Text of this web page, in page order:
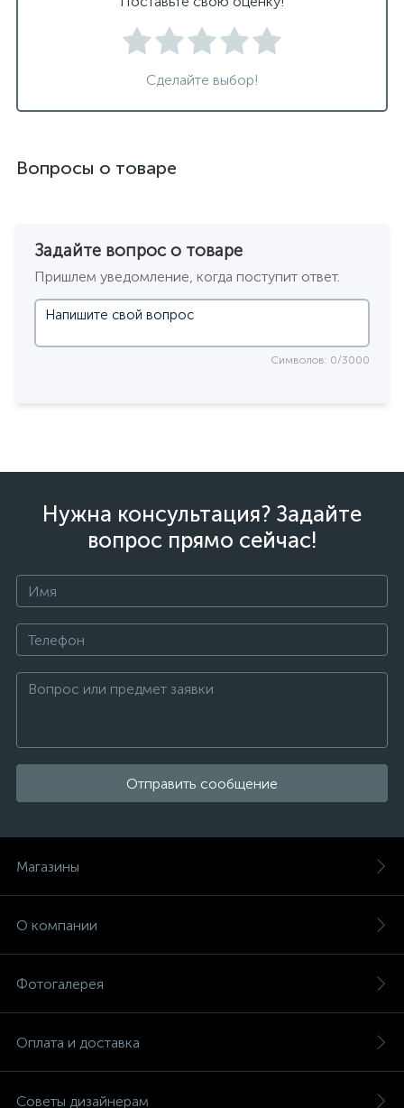
Сделайте выбор!
Вопросы о товаре
Задайте вопрос о товаре
Пришлем уведомление, когда поступит ответ.
Символов: 0/3000
Нужна консультация? Задайте
вопрос прямо сейчас!
Отправить сообщение
Магазины
О компании
Фотогалерея
Оплата и доставка
Советы дизайнерам